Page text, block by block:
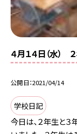
４月１４日（水）
公開日 2021/04/14
学校日記
今日は、２年生と３